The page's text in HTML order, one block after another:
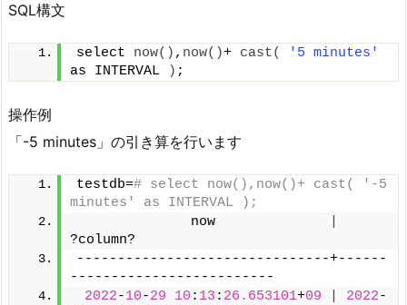
SQL構文
select now() , now()+ cast(
'5 minutes'
as INTERVAL
) ;
操作例
「-5 minutes」の引き算を行います
testdb=# select now(),now()+ cast( '-5
minutes' as INTERVAL );
              now
?column?
-------------------------------+------
-------------------------
2022-10-29 10 : 13 : 26.653101+09 2022-